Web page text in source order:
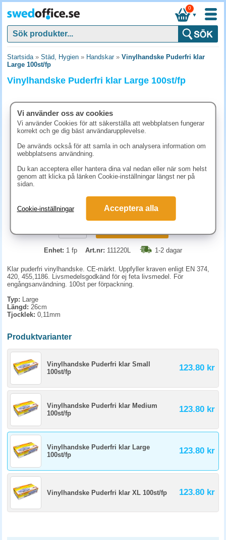
▼
0
Startsida» Städ, Hygien » Handskar» Vinylhandske Puderfri klar
Large 100st/fp
Vinylhandske Puderfri klar Large 100st/fp
123.80 kr (inkl. moms)
Enhet: 1 fp Art.nr: 111220L 1-2 dagar
Klar puderfri vinylhandske. CE-märkt. Uppfyller kraven enligt EN 374,
420, 455,1186. Livsmedelsgodkänd för ej feta livsmedel. För
engångsanvändning. 100st per förpackning.
Typ: Large
Längd: 26cm
Tjocklek: 0,11mm
Produktvarianter
Vinylhandske Puderfri klar Small
100st/fp
123.80 kr
Vinylhandske Puderfri klar Medium
100st/fp
123.80 kr
Vinylhandske Puderfri klar Large
100st/fp
123.80 kr
Vinylhandske Puderfri klar XL 100st/fp 123.80 kr
Vi använder oss av cookies
Vi använder Cookies för att säkerställa att webbplatsen fungerar
korrekt och ge dig bäst användarupplevelse.
De används också för att samla in och analysera information om
webbplatsens användning.
Du kan acceptera eller hantera dina val nedan eller när som helst
genom att klicka på länken Cookie-inställningar längst ner på
sidan.
Cookie-inställningar Acceptera alla